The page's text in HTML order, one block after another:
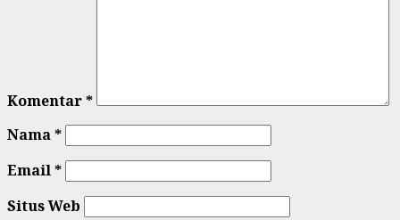
Komentar*
Nama*
Email*
Situs Web